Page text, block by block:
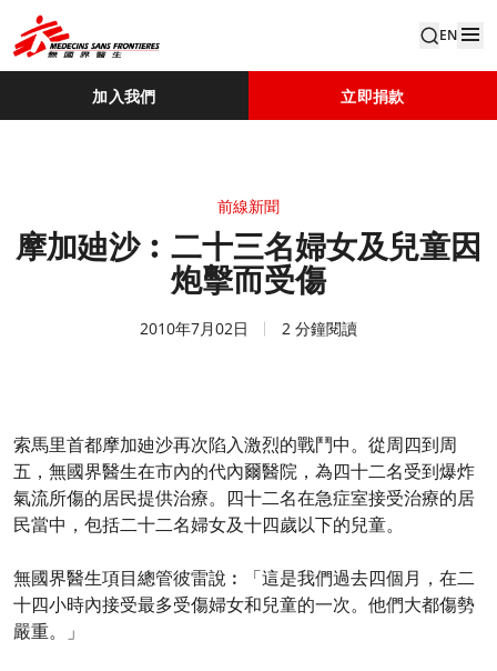
EN
加入我們 立即捐款
前線新聞
摩加廸沙︰二十三名婦女及兒童因
炮擊而受傷
2010年7月02日 2 分鐘閱讀
索馬里首都摩加廸沙再次陷入激烈的戰鬥中。從周四到周
五，無國界醫生在市內的代內爾醫院，為四十二名受到爆炸
氣流所傷的居民提供治療。四十二名在急症室接受治療的居
民當中，包括二十二名婦女及十四歲以下的兒童。
無國界醫生項目總管彼雷說︰「這是我們過去四個月，在二
十四小時內接受最多受傷婦女和兒童的一次。他們大都傷勢
嚴重。」